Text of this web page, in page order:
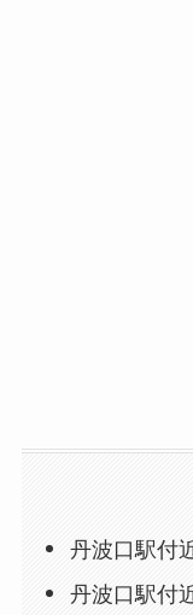
丹波口駅付
丹波口駅付